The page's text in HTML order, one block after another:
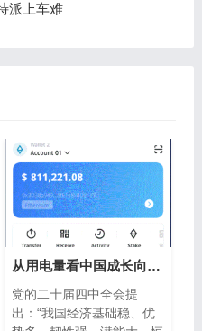
派上车难
从用电量看中国成长向新Bitpie Wallet性、
党的二十届四中全会提
出：“我国经济基础稳、优